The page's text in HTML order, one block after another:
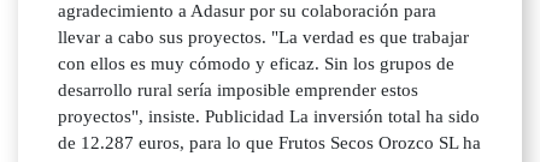
agradecimiento a Adasur por su colaboración para
llevar a cabo sus proyectos. "La verdad es que trabajar
con ellos es muy cómodo y eficaz. Sin los grupos de
desarrollo rural sería imposible emprender estos
proyectos", insiste. Publicidad La inversión total ha sido
de 12.287 euros, para lo que Frutos Secos Orozco SL ha